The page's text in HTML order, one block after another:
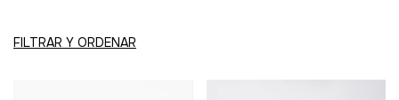
FILTRAR Y ORDENAR